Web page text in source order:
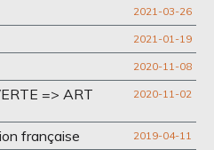
2021-03-26
2021-01-19
2020-11-08
=> ART
2020-11-02
française 2019-04-11